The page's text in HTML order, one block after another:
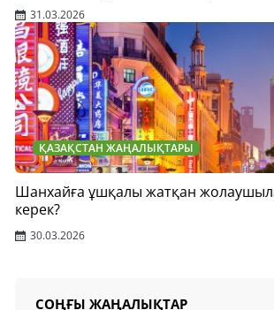
31.03.2026
ҚАЗАҚСТАН ЖАҢАЛЫҚТАРЫ
Шанхайға ұшқалы жатқан
керек?
30.03.2026
СОҢҒЫ ЖАҢАЛЫҚТАР